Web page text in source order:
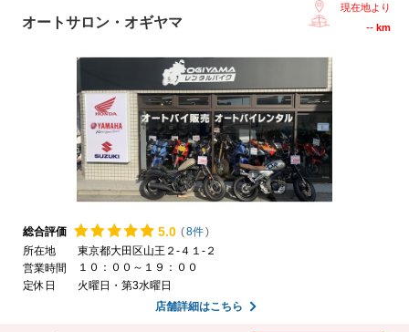
オートサロン・オギヤマ
現在地より
-- km
総合評価 5.0 (8件)
所在地
東京都大田区山王２-４１-２
営業時間
１０：００～１９：００
定休日
火曜日・第3水曜日
店舗詳細はこちら